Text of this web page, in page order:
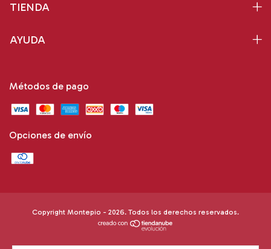
TIENDA
AYUDA
Métodos de pago
Opciones de envío
Copyright Montepio - 2026. Todos los derechos reservados.